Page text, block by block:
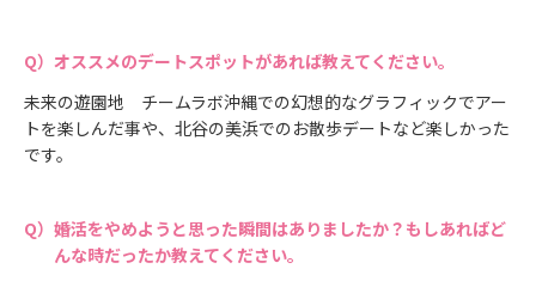
オススメのデートスポットがあれば教えてください。
未来の遊園地 チームラボ沖縄での幻想的なグラフィックでアー
トを楽しんだ事や、北谷の美浜でのお散歩デートなど楽しかった
です。
婚活をやめようと思った瞬間はありましたか？もしあればど
んな時だったか教えてください。